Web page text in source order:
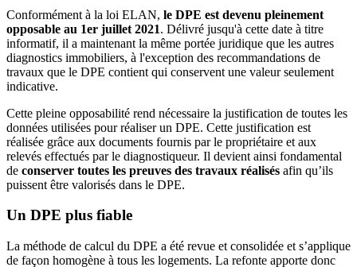
Conformément à la loi ELAN, le DPE est devenu pleinement
opposable au 1er juillet 2021. Délivré jusqu'à cette date à titre
informatif, il a maintenant la même portée juridique que les autres
diagnostics immobiliers, à l'exception des recommandations de
travaux que le DPE contient qui conservent une valeur seulement
indicative.
Cette pleine opposabilité rend nécessaire la justification de toutes les
données utilisées pour réaliser un DPE. Cette justification est
réalisée grâce aux documents fournis par le propriétaire et aux
relevés effectués par le diagnostiqueur. Il devient ainsi fondamental
de conserver toutes les preuves des travaux réalisés afin qu’ils
puissent être valorisés dans le DPE.
Un DPE plus fiable
La méthode de calcul du DPE a été revue et consolidée et s’applique
de façon homogène à tous les logements. La refonte apporte donc